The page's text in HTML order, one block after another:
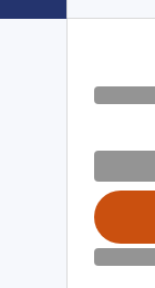
الترخيص